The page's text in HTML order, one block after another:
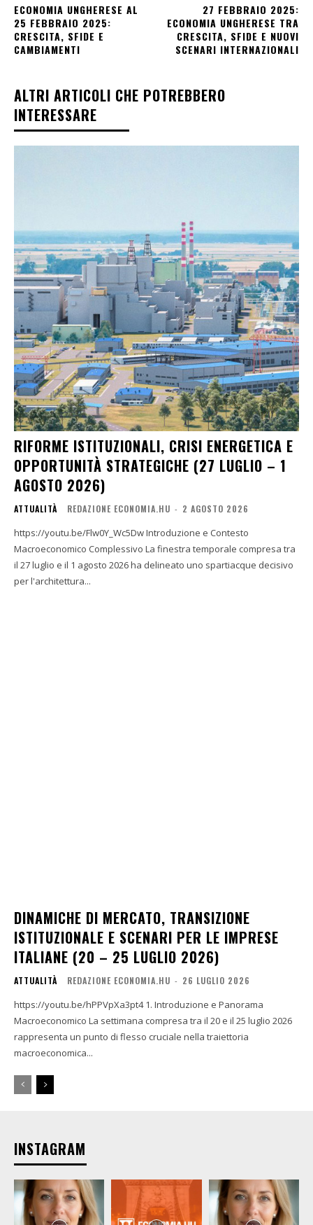
ECONOMIA UNGHERESE AL
25 FEBBRAIO 2025:
CRESCITA, SFIDE E
CAMBIAMENTI
27 FEBBRAIO 2025:
ECONOMIA UNGHERESE TRA
CRESCITA, SFIDE E NUOVI
SCENARI INTERNAZIONALI
ALTRI ARTICOLI CHE POTREBBERO
INTERESSARE
RIFORME ISTITUZIONALI, CRISI ENERGETICA E
OPPORTUNITÀ STRATEGICHE (27 LUGLIO – 1
AGOSTO 2026)
ATTUALITÀ REDAZIONE ECONOMIA.HU - 2 AGOSTO 2026
https://youtu.be/Flw0Y_Wc5Dw Introduzione e Contesto
Macroeconomico Complessivo La finestra temporale compresa tra
il 27 luglio e il 1 agosto 2026 ha delineato uno spartiacque decisivo
per l'architettura...
DINAMICHE DI MERCATO, TRANSIZIONE
ISTITUZIONALE E SCENARI PER LE IMPRESE
ITALIANE (20 – 25 LUGLIO 2026)
ATTUALITÀ REDAZIONE ECONOMIA.HU - 26 LUGLIO 2026
https://youtu.be/hPPVpXa3pt4 1. Introduzione e Panorama
Macroeconomico La settimana compresa tra il 20 e il 25 luglio 2026
rappresenta un punto di flesso cruciale nella traiettoria
macroeconomica...
INSTAGRAM